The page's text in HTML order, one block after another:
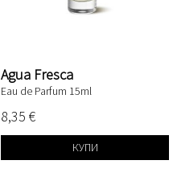
Agua Fresca
Eau de Parfum 15ml
8,35 €
КУПИ